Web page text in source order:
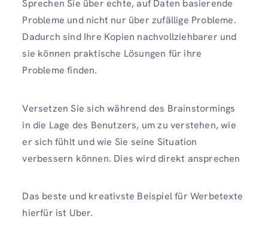
Sprechen Sie über echte, auf Daten basierende
Probleme und nicht nur über zufällige Probleme.
Dadurch sind Ihre Kopien nachvollziehbarer und
sie können praktische Lösungen für ihre
Probleme finden.
Versetzen Sie sich während des Brainstormings
in die Lage des Benutzers, um zu verstehen, wie
er sich fühlt und wie Sie seine Situation
verbessern können. Dies wird direkt ansprechen
Das beste und kreativste Beispiel für Werbetexte
hierfür ist Uber.